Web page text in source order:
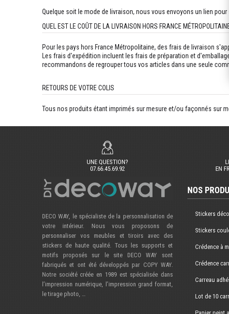
Quelque soit le mode de livraison, nous vous envoyons un lien
QUEL EST LE COÛT DE LA LIVRAISON HORS FRANCE
Pour les pays hors France Métropolitaine, des frais de livraison
Les frais d'expédition incluent les frais de préparation et
recommandons de regrouper tous vos articles dans une seule
RETOURS DE VOTRE COLIS
Tous nos produits étant imprimés sur mesure et/ou façonnés sur
UNE QUESTION?
07.66.45.69.92
EN
DECO WAY, le spécialiste de la personnalisation de
votre intérieur. Nous vous proposons de
personnaliser vos meubles et tiroirs avec des
stickers de haute qualité. Tous les supports et
motifs proposés sur le site DECO WAY sont
fabriqués et ont été développés par COPY WAY.
Notre société créée en 1989 est spécialisée dans
l’impression numérique, l’impression grand format,
le tirage photo, …
NOS
Stickers
Stickers
Crédence à
Crédence
Carreau
Lot de 10